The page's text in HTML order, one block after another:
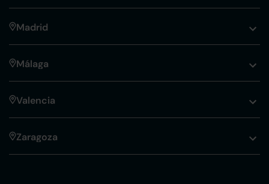
Madrid
Málaga
Valencia
Zaragoza